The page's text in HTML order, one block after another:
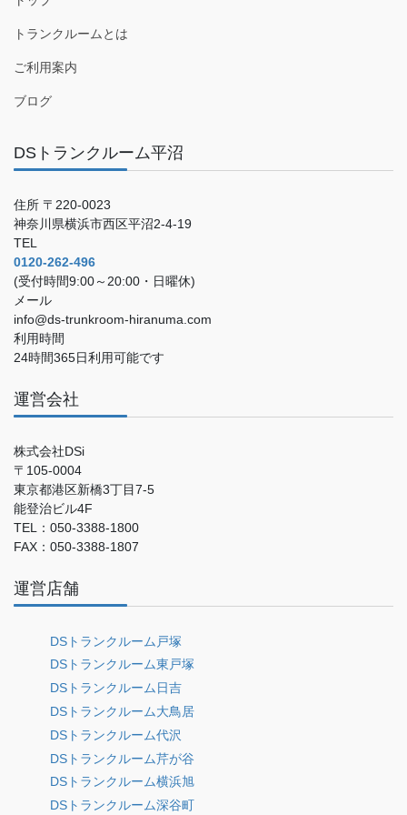
トランクルームとは
ご利用案内
ブログ
DSトランクルーム平沼
住所 〒220-0023
神奈川県横浜市西区平沼2-4-19
TEL
0120-262-496
(受付時間9:00～20:00・日曜休)
メール
info@ds-trunkroom-hiranuma.com
利用時間
24時間365日利用可能です
運営会社
株式会社DSi
〒105-0004
東京都港区新橋3丁目7-5
能登治ビル4F
TEL：050-3388-1800
FAX：050-3388-1807
運営店舗
DSトランクルーム戸塚
DSトランクルーム東戸塚
DSトランクルーム日吉
DSトランクルーム大鳥居
DSトランクルーム代沢
DSトランクルーム芹が谷
DSトランクルーム横浜旭
DSトランクルーム深谷町